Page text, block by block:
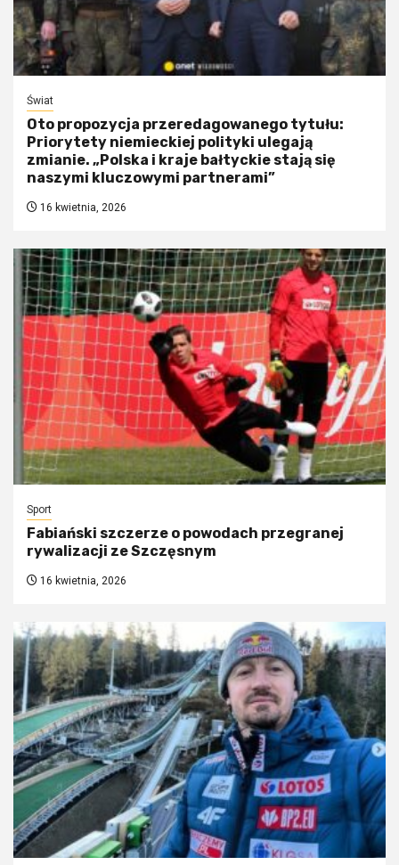
Świat
Oto propozycja przeredagowanego tytułu:
Priorytety niemieckiej polityki ulegają
zmianie. „Polska i kraje bałtyckie stają się
naszymi kluczowymi partnerami”
16 kwietnia, 2026
Sport
Fabiański szczerze o powodach przegranej
rywalizacji ze Szczęsnym
16 kwietnia, 2026